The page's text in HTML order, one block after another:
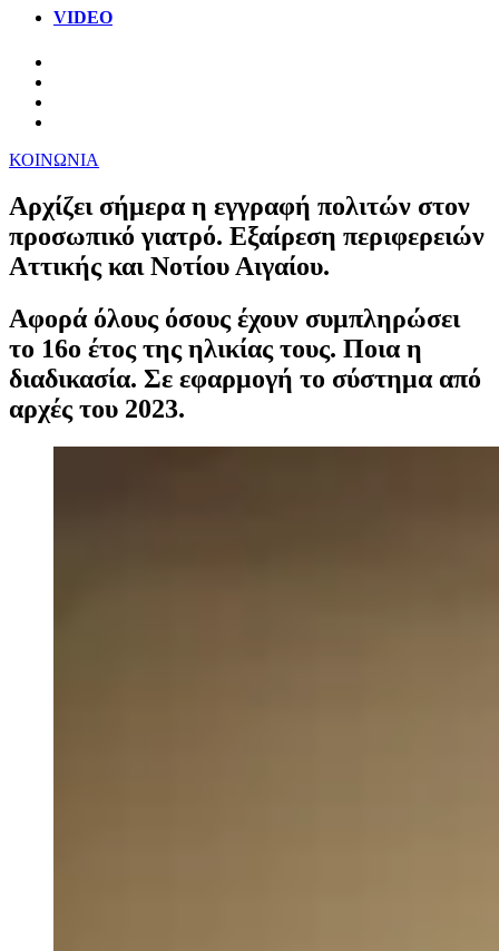
VIDEO
ΚΟΙΝΩΝΙΑ
Αρχίζει σήμερα η εγγραφή πολιτών στον
προσωπικό γιατρό. Εξαίρεση περιφερειών
Αττικής και Νοτίου Αιγαίου.
Αφορά όλους όσους έχουν συμπληρώσει
το 16ο έτος της ηλικίας τους. Ποια η
διαδικασία. Σε εφαρμογή το σύστημα από
αρχές του 2023.